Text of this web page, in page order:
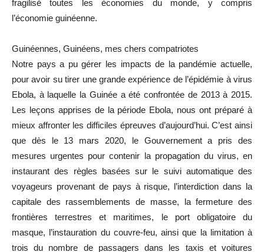
fragilisé toutes les économies du monde, y compris
l’économie guinéenne.
Guinéennes, Guinéens, mes chers compatriotes
Notre pays a pu gérer les impacts de la pandémie actuelle,
pour avoir su tirer une grande expérience de l’épidémie à virus
Ebola, à laquelle la Guinée a été confrontée de 2013 à 2015.
Les leçons apprises de la période Ebola, nous ont préparé à
mieux affronter les difficiles épreuves d’aujourd’hui. C’est ainsi
que dès le 13 mars 2020, le Gouvernement a pris des
mesures urgentes pour contenir la propagation du virus, en
instaurant des règles basées sur le suivi automatique des
voyageurs provenant de pays à risque, l’interdiction dans la
capitale des rassemblements de masse, la fermeture des
frontières terrestres et maritimes, le port obligatoire du
masque, l’instauration du couvre-feu, ainsi que la limitation à
trois du nombre de passagers dans les taxis et voitures